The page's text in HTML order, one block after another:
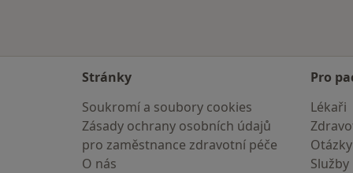
Stránky
Soukromí a soubory cookies
Zásady ochrany osobních údajů
pro zaměstnance zdravotní péče
O nás
Pro
Lékaři
Služby